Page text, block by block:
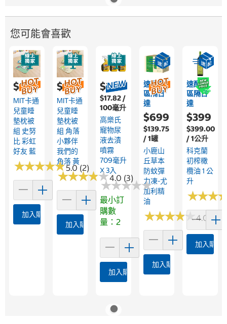
您可能會喜歡
$899
MIT卡通
兒童睡
墊枕被
組 史努
比 彩虹
好友 藍
★★★★★
★★★★★5.0 (2)
加入購物車
$899
MIT卡通
兒童睡
墊枕被
組 角落
小夥伴
我們的
角落 黃
★★★★★
★★★★★4.0 (3)
加入購物車
$379
$17.82 /
100毫升
高樂氏
寵物尿
液去漬
噴霧
709毫升
X 3入
★★★★★
★★★★★
最小訂
購數
量：2
加入購物車
速配限
區隔日
達
$699
$139.75
/ 1罐
小鹿山
丘草本
防蚊彈
力凍-尤
加利精
油
★★★★★
★★★★★4.0 (4)
加入購物車
速配限
區隔日
達
$399
$399.00
/ 1公升
科克蘭
初榨橄
欖油 1 公
升
★★★
★★★
加入購物